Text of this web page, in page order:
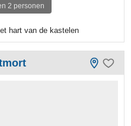
2 personen
hart van de kastelen